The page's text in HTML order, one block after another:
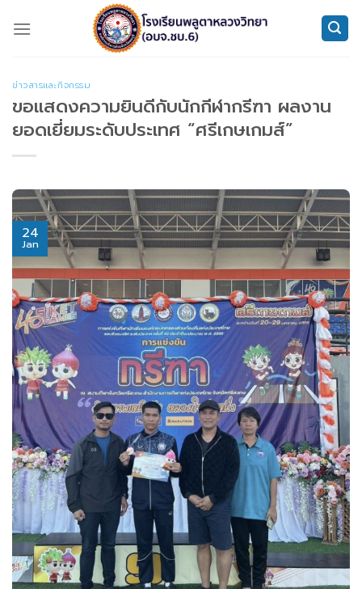
ข่าวสารและกิจกรรม
ขอแสดงความยินดีกับนักกีฬากรีฑา ผลงาน
ยอดเยี่ยมระดับประเทศ “ศรีเกษเกมส์”
24
Jan